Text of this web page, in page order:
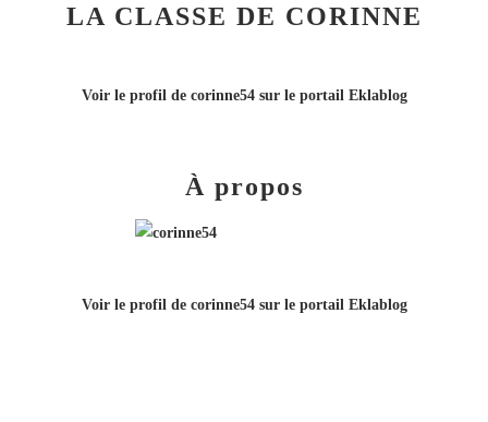
LA CLASSE DE CORINNE
Voir le profil de corinne54sur le portail Eklablog
À propos
Voir le profil de corinne54sur le portail Eklablog